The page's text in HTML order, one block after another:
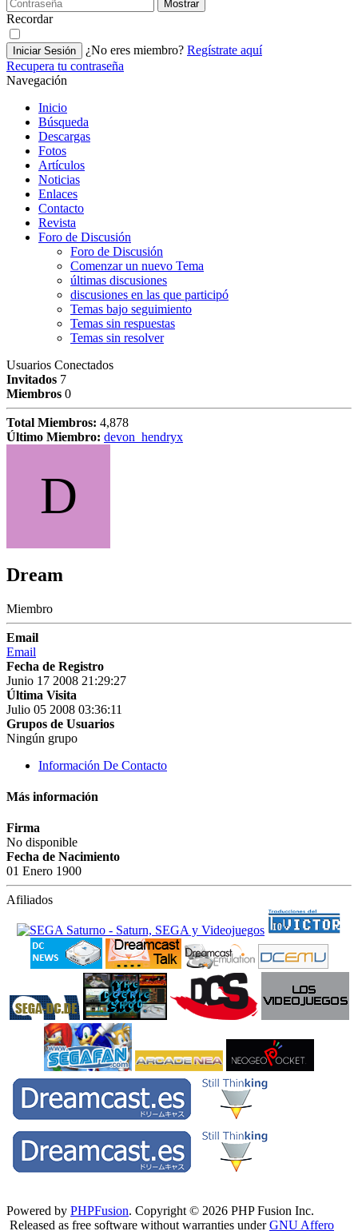
Mostrar
Recordar
Iniciar Sesión ¿No eres miembro? Regístrate aquí
Recupera tu contraseña
Navegación
Inicio
Búsqueda
Descargas
Fotos
Artículos
Noticias
Enlaces
Contacto
Revista
Foro de Discusión
Foro de Discusión
Comenzar un nuevo Tema
últimas discusiones
discusiones en las que participó
Temas bajo seguimiento
Temas sin respuestas
Temas sin resolver
Usuarios Conectados
Invitados 7
Miembros 0
Total Miembros: 4,878
Último Miembro: devon_hendryx
D
Dream
Miembro
Email
Email
Fecha de Registro
Junio 17 2008 21:29:27
Última Visita
Julio 05 2008 03:36:11
Grupos de Usuarios
Ningún grupo
Información De Contacto
Más información
Firma
No disponible
Fecha de Nacimiento
01 Enero 1900
Afiliados
Powered by PHPFusion. Copyright © 2026 PHP Fusion Inc.
Released as free software without warranties underGNU Affero